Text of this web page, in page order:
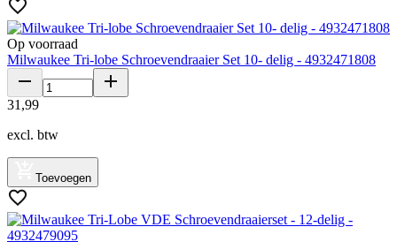
Op voorraad
Milwaukee Tri-lobe Schroevendraaier Set 10- delig - 4932471808
31 ,99
excl. btw
Toevoegen